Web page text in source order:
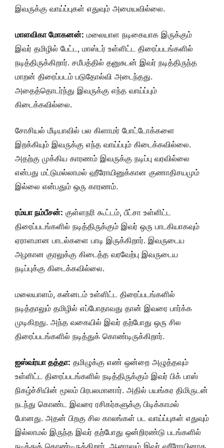
இவருக்கு வாய்ப்புகள் எதுவும் அமையவில்லை.
மாளவிகா மோகனன்: மலையாள நடிகையாக இருக்கும்
இவர் தமிழில் பேட்ட, மாஸ்டர் உள்ளிட்ட திரைப்படங்களில்
நடித்திருக்கிறார். சமீபத்தில் தனுசுடன் இவர் நடித்திருந்த
மாறன் திரைப்படம் படுதோல்வி அடைந்தது.
அதைத்தொடர்ந்து இவருக்கு எந்த வாய்ப்பும்
கிடைக்கவில்லை.
சோசியல் மீடியாவில் பல கிளாமர் போட்டோக்களை
இறக்கியும் இவருக்கு எந்த வாய்ப்பும் கிடைக்கவில்லை.
அதற்கு முக்கிய காரணம் இவருக்கு நடிப்பு வரவில்லை
என்பது மட்டுமல்லாமல் ஹீரோயினுக்கான குணாதிசயமும்
இல்லை என்பதும் ஒரு காரணம்.
ரம்யா நம்பீசன்: குள்ளநரி கூட்டம், பீட்சா உள்ளிட்ட
திரைப்படங்களில் நடித்திருக்கும் இவர் ஒரு பாடகியாகவும்
ஏராளமான பாடல்களை பாடி இருக்கிறார். இவருடைய
அழகான குரலுக்கு கிடைத்த வரவேற்பு இவருடைய
நடிப்புக்கு கிடைக்கவில்லை.
மலையாளம், கன்னடம் உள்ளிட்ட திரைப்படங்களில்
நடித்தாலும் தமிழில் எப்போதாவது தான் இவரை பார்க்க
முடிகிறது. அந்த வகையில் இவர் தற்போது ஒரு சில
திரைப்படங்களில் நடித்துக் கொண்டிருக்கிறார்.
ஐஸ்வர்யா தத்தா: தமிழுக்கு எண் ஒன்றை அழுத்தவும்
உள்ளிட்ட திரைப்படங்களில் நடித்திருக்கும் இவர் பிக் பாஸ்
நிகழ்ச்சியின் மூலம் பிரபலமானார். அதில் பயங்கர திமிருடன்
நடந்து கொண்ட இவரை ரசிகர்களுக்கு பிடிக்காமல்
போனது. அதன் பிறகு சில காலங்கள் பட வாய்ப்புகள் எதுவும்
இல்லாமல் இருந்த இவர் தற்போது ஒன்றிரண்டு படங்களில்
நடித்துக் கொண்டிருக்கிறார். ஆனாலும் இவர் ஹீரோயினாக